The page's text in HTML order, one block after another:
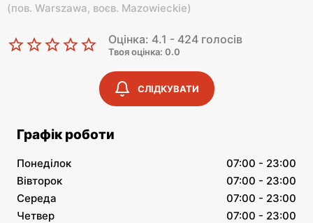
(пов. Warszawa, воєв. Mazowieckie)
Оцінка: 4.1 - 424 голосів
Твоя оцінка: 0.0
СЛІДКУВАТИ
Графік роботи
Понеділок
07:00 - 23:00
Вівторок
07:00 - 23:00
Середа
07:00 - 23:00
Четвер
07:00 - 23:00